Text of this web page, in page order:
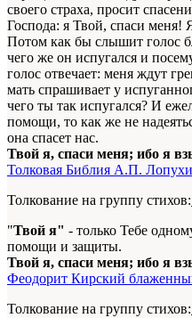
своего страха, просит
Господа: я Твой, спаси меня!
Потом как бы слышит голос
чего же он испугался и
голос отвечает: меня ждут
мать спрашивает у
чего ты так испугался? И
помощи, то как же не
она спасет нас.
Твой я, спаси меня; ибо я
Толковая Библия А.П.
Толкование на группу стихов:
"Твой я" - только Тебе
помощи и защиты.
Твой я, спаси меня; ибо я
Феодорит Кирский
Толкование на группу стихов: